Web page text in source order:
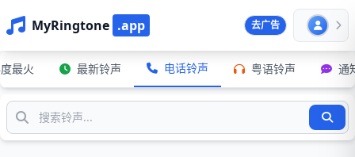
MyRingtone .app 去广告
最火 最新铃声 电话铃声 粤语铃声 通